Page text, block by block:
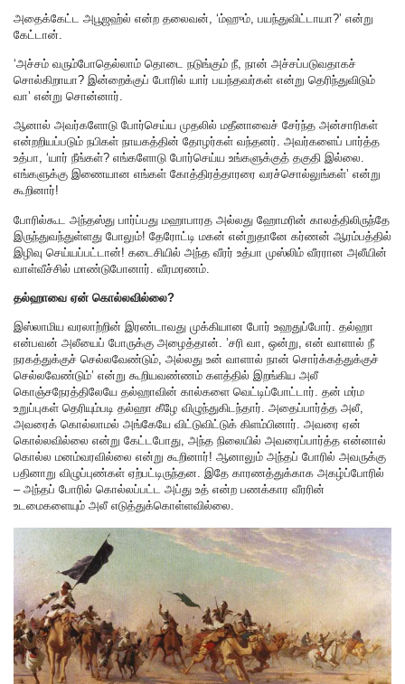
அதைக்கேட்ட அபூஜஹ்ல் என்ற தலைவன், ‘ம்ஹும், பயந்துவிட்டாயா?’ என்று
கேட்டான்.
‘அச்சம் வரும்போதெல்லாம் தொடை நடுங்கும் நீ, நான் அச்சப்படுவதாகச்
சொல்கிறாயா? இன்றைக்குப் போரில் யார் பயந்தவர்கள் என்று தெரிந்துவிடும்
வா’ என்று சொன்னார்.
ஆனால் அவர்களோடு போர்செய்ய முதலில் மதீனாவைச் சேர்ந்த அன்சாரிகள்
என்றறியப்படும் நபிகள் நாயகத்தின் தோழர்கள் வந்தனர். அவர்களைப் பார்த்த
உத்பா, ‘யார் நீங்கள்? எங்களோடு போர்செய்ய உங்களுக்குத் தகுதி இல்லை.
எங்களுக்கு இணையான எங்கள் கோத்திரத்தாரரை வரச்சொல்லுங்கள்’ என்று
கூறினார்!
போரில்கூட அந்தஸ்து பார்ப்பது மஹாபாரத அல்லது ஹோமரின் காலத்திலிருந்தே
இருந்துவந்துள்ளது போலும்! தேரோட்டி மகன் என்றுதானே கர்ணன் ஆரம்பத்தில்
இழிவு செய்யப்பட்டான்! கடைசியில் அந்த வீரர் உத்பா முஸ்லிம் வீரரான அலீயின்
வாள்வீச்சில் மாண்டுபோனார். வீரமரணம்.
தல்ஹாவை ஏன் கொல்லவில்லை?
இஸ்லாமிய வரலாற்றின் இரண்டாவது முக்கியான போர் உஹதுப்போர். தல்ஹா
என்பவன் அலீயைப் போருக்கு அழைத்தான். ’சரி வா, ஒன்று, என் வாளால் நீ
நரகத்துக்குச் செல்லவேண்டும், அல்லது உன் வாளால் நான் சொர்க்கத்துக்குச்
செல்லவேண்டும்’ என்று கூறியவண்ணம் களத்தில் இறங்கிய அலீ
கொஞ்சநேரத்திலேயே தல்ஹாவின் கால்களை வெட்டிப்போட்டார். தன் மர்ம
உறுப்புகள் தெரியும்படி தல்ஹா கீழே விழுந்துகிடந்தார். அதைப்பார்த்த அலீ,
அவரைக் கொல்லாமல் அங்கேயே விட்டுவிட்டுக் கிளம்பினார். அவரை ஏன்
கொல்லவில்லை என்று கேட்டபோது, அந்த நிலையில் அவரைப்பார்த்த என்னால்
கொல்ல மனம்வரவில்லை என்று கூறினார்! ஆனாலும் அந்தப் போரில் அவருக்கு
பதினாறு விழுப்புண்கள் ஏற்பட்டிருந்தன. இதே காரணத்துக்காக அகழ்ப்போரில்
– அந்தப் போரில் கொல்லப்பட்ட அப்து உத் என்ற பணக்கார வீரரின்
உடமைகளையும் அலீ எடுத்துக்கொள்ளவில்லை.